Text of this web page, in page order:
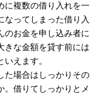
に複数の借り入れを一
なってしまった借り入
のお金を申し込み者に
きな金額を貸す前には
えます。
た場合はしっかりその
。借りてしっかりとメ